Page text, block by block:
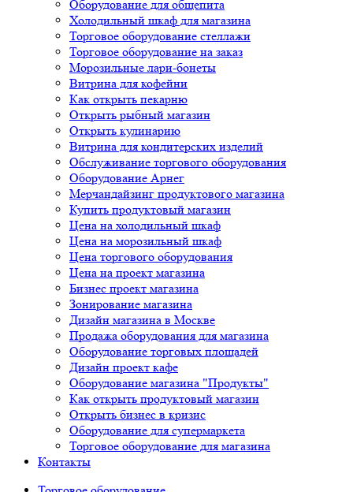
Оборудование для общепита
Холодильный шкаф для магазина
Торговое оборудование стеллажи
Торговое оборудование на заказ
Морозильные лари-бонеты
Витрина для кофейни
Как открыть пекарню
Открыть рыбный магазин
Открыть кулинарию
Витрина для кондитерских изделий
Обслуживание торгового оборудования
Оборудование Арнег
Мерчандайзинг продуктового магазина
Купить продуктовый магазин
Цена на холодильный шкаф
Цена на морозильный шкаф
Цена торгового оборудования
Цена на проект магазина
Бизнес проект магазина
Зонирование магазина
Дизайн магазина в Москве
Продажа оборудования для магазина
Оборудование торговых площадей
Дизайн проект кафе
Оборудование магазина "Продукты"
Как открыть продуктовый магазин
Открыть бизнес в кризис
Оборудование для супермаркета
Торговое оборудование для магазина
Контакты